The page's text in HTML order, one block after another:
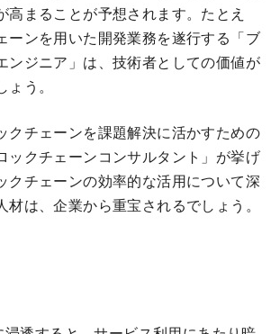
高まることが予想されます。たとえ
ーンを用いた開発業務を遂行する「ブ
ンジニア」は、技術者としての価値が
う。
クチェーンを課題解決に活かすための
ックチェーンコンサルタント」が挙げ
クチェーンの効率的な活用について深
材は、企業から重宝されるでしょう。